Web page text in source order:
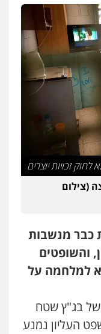
מעצרים
וחקירות
וחקירות
אסירים
(צילום
כבר מנשבות
והשופטים
למלחמה על
של בג"ץ שטח
העליון נמנע